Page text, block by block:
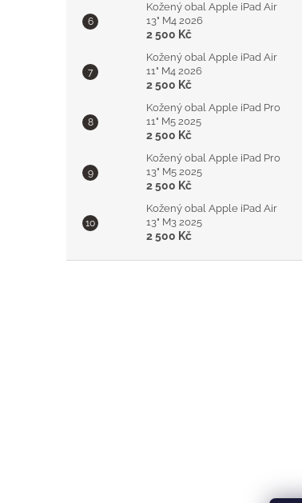
Kožený obal Apple iPad Air
13" M4 2026
2 500 Kč
Kožený obal Apple iPad Air
11" M4 2026
2 500 Kč
Kožený obal Apple iPad Pro
11" M5 2025
2 500 Kč
Kožený obal Apple iPad Pro
13" M5 2025
2 500 Kč
Kožený obal Apple iPad Air
13" M3 2025
2 500 Kč